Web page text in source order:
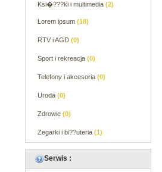
Ksi�???ki i multimedia (2)
Lorem ipsum (18)
RTV i AGD (0)
Sport i rekreacja (0)
Telefony i akcesoria (0)
Uroda (0)
Zdrowie (0)
Zegarki i bi??uteria (1)
Serwis :